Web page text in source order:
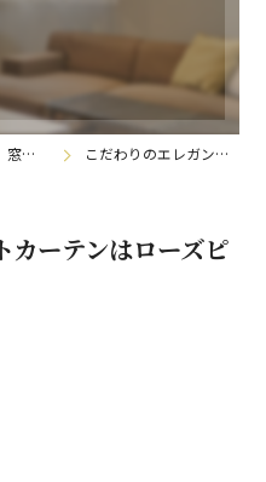
窓辺の日記帳 こだわりのエレガントカーテンはローズピンクで！
カーテンはローズピ